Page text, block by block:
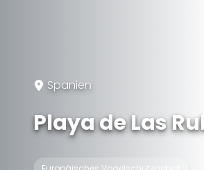
Spanien
Playa de Las